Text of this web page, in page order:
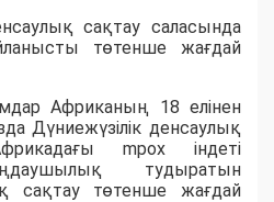
сақтау саласында
төтенше жағдай
Африканың 18 елінен
Дүниежүзілік денсаулық
mpox індеті
тудыратын
сақтау төтенше жағдай